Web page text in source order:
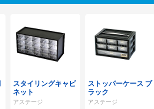
スタイリングキャビ
ネット
アステージ
ストッパーケース ブ
ラック
アステージ